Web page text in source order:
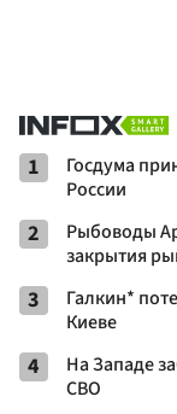
1
Госдума
России
2
Рыбоводы
закрытия
3
Галкин*
Киеве
4
На Западе
СВО